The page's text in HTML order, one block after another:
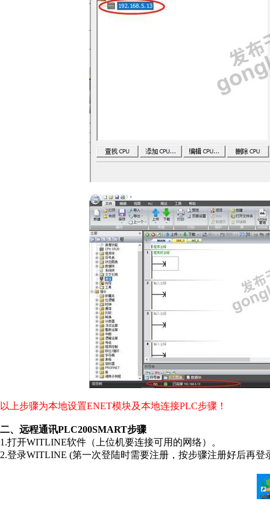
以上步骤为本地设置ENET模块及本地连接PLC步骤！
二、远程通讯PLC200SMART步骤
1.打开WITLINE软件（上位机要连接可用的网络）。
2.登录WITLINE (第一次登陆时需要注册，按步骤注册好后再登